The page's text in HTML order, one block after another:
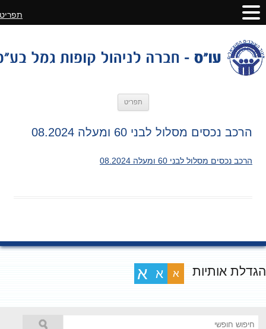
תפריט
הרכב נכסים מסלול לבני 60 ומעלה 08.2024
הרכב נכסים מסלול לבני 60 ומעלה 08.2024
אותיות א א א
תפריט